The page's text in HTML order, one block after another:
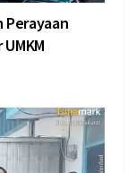
Perayaan